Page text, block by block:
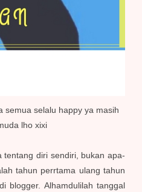
semua selalu happy ya masih
lho xixi
tentang diri sendiri, bukan apa-
tahun perrtama ulang tahun
blogger. Alhamdulilah tanggal